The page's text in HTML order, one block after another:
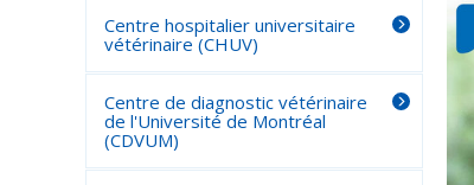
Centre hospitalier universitaire
vétérinaire (CHUV)
Centre de diagnostic vétérinaire
de l'Université de Montréal
(CDVUM)